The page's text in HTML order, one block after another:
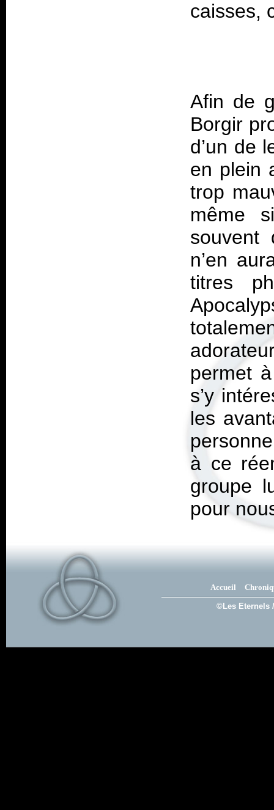
Afin de
Borgir
d’un de
en plein
trop
même
souvent
n’en
titres
permet
s’y
les
à ce
groupe
pour
Accueil
©Les Eternels